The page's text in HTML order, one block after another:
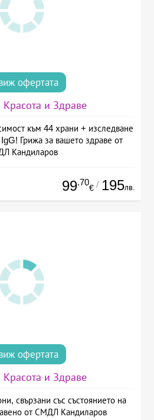
офертата
Красота и Здраве
към 44 храни + изследване
Грижа за вашето здраве от
Кандиларов
99.70
€ / 195лв.
офертата
Красота и Здраве
свързани със състоянието на
от СМДЛ Кандиларов